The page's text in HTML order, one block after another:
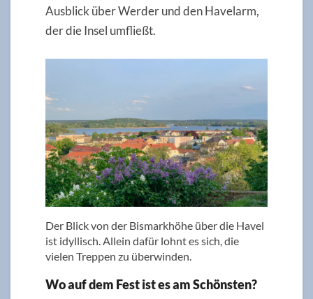
Ausblick über Werder und den Havelarm,
der die Insel umfließt.
Der Blick von der Bismarkhöhe über die Havel
ist idyllisch. Allein dafür lohnt es sich, die
vielen Treppen zu überwinden.
Wo auf dem Fest ist es am Schönsten?